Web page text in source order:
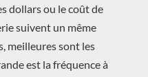
dollars ou le coût de
suivent un même
meilleures sont les
est la fréquence à